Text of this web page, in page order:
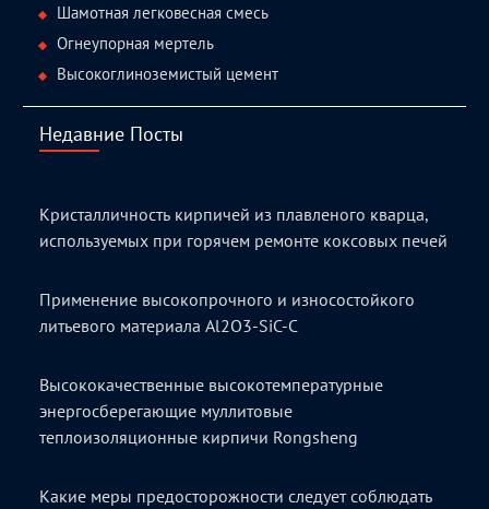
Шамотная легковесная смесь
Огнеупорная мертель
Высокоглиноземистый цемент
Недавние Посты
Кристалличность кирпичей из плавленого кварца,
используемых при горячем ремонте коксовых печей
Применение высокопрочного и износостойкого
литьевого материала Al2O3-SiC-C
Высококачественные высокотемпературные
энергосберегающие муллитовые
теплоизоляционные кирпичи Rongsheng
Какие меры предосторожности следует соблюдать